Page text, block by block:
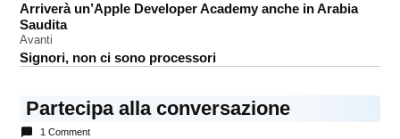
iPadOS
15
articoli
Arriverà un’Apple Developer Academy anche in Arabia
Saudita
Avanti
Signori, non ci sono processori
Partecipa alla conversazione
1 Comment